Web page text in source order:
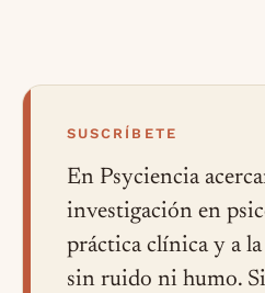
SUSCRÍBETE
En Psyciencia
investigación en
práctica clínica y a
sin ruido ni humo.